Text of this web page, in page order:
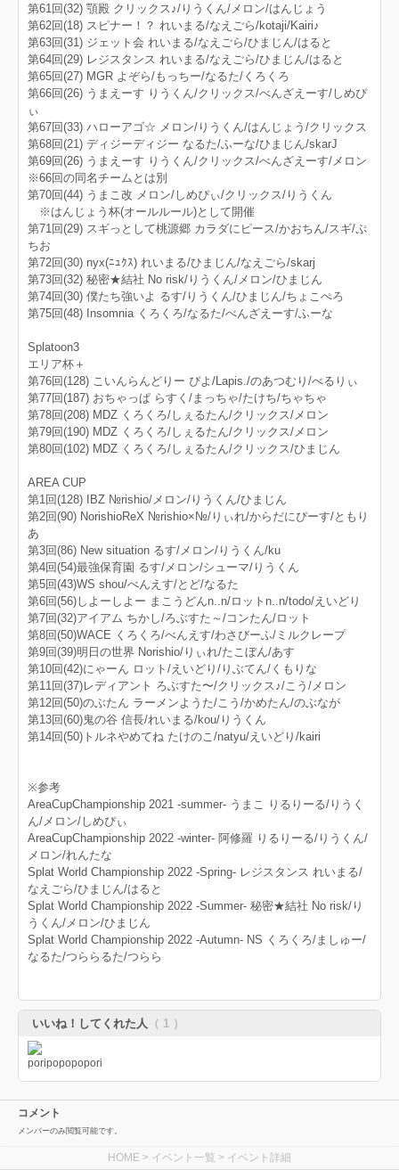
第61回(32) 顎殿 クリックス♪/りうくん/メロン/はんじょう
第62回(18) スピナー！？ れいまる/なえごら/kotaji/Kairi♪
第63回(31) ジェット会 れいまる/なえごら/ひまじん/はると
第64回(29) レジスタンス れいまる/なえごら/ひまじん/はると
第65回(27) MGR よぞら/もっちー/なるた/くろくろ
第66回(26) うまえーす りうくん/クリックス/べんざえーす/しめぴ
ぃ
第67回(33) ハローアゴ☆ メロン/りうくん/はんじょう/クリックス
第68回(21) ディジーディジー なるた/ふーな/ひまじん/skarJ
第69回(26) うまえーす りうくん/クリックス/べんざえーす/メロン
※66回の同名チームとは別
第70回(44) うまこ改 メロン/しめぴぃ/クリックス/りうくん
※はんじょう杯(オールルール)として開催
第71回(29) スギっとして桃源郷 カラダにピース/かおちん/スギ/ぷ
ちお
第72回(30) nyx(ﾆｭｸｽ) れいまる/ひまじん/なえごら/skarj
第73回(32) 秘密★結社 No risk/りうくん/メロン/ひまじん
第74回(30) 僕たち強いよ るす/りうくん/ひまじん/ちょこぺろ
第75回(48) Insomnia くろくろ/なるた/べんざえーす/ふーな
Splatoon3
エリア杯＋
第76回(128) こいんらんどりー ぴよ/Lapis./のあつむり/べるりぃ
第77回(187) おちゃっぱ らすく/まっちゃ/たけち/ちゃちゃ
第78回(208) MDZ くろくろ/しぇるたん/クリックス/メロン
第79回(190) MDZ くろくろ/しぇるたん/クリックス/メロン
第80回(102) MDZ くろくろ/しぇるたん/クリックス/ひまじん
AREA CUP
第1回(128) IBZ №rishio/メロン/りうくん/ひまじん
第2回(90) NorishioReX №rishio×№/りぃれ/からだにぴーす/ともり
あ
第3回(86) New situation るす/メロン/りうくん/ku
第4回(54)最強保育園 るす/メロン/シューマ/りうくん
第5回(43)WS shou/べんえす/とど/なるた
第6回(56)しよーしよー まこうどんn..n/ロットn..n/todo/えいどり
第7回(32)アイアム ちかし/ろぶすた～/コンたん/ロット
第8回(50)WACE くろくろ/べんえす/わさびーふ/ミルクレープ
第9回(39)明日の世界 Norishio/りぃれ/たこぼん/あす
第10回(42)にゃーん ロット/えいどり/りぶてん/くもりな
第11回(37)レディアント ろぶすた〜/クリックス♪/こう/メロン
第12回(50)のぶたん ラーメンようた/こう/かめたん/のぶなが
第13回(60)鬼の谷 信長/れいまる/kou/りうくん
第14回(50)トルネやめてね たけのこ/natyu/えいどり/kairi
※参考
AreaCupChampionship 2021 -summer- うまこ りるりーる/りうく
ん/メロン/しめぴぃ
AreaCupChampionship 2022 -winter- 阿修羅 りるりーる/りうくん/
メロン/れんたな
Splat World Championship 2022 -Spring- レジスタンス れいまる/
なえごら/ひまじん/はると
Splat World Championship 2022 -Summer- 秘密★結社 No risk/り
うくん/メロン/ひまじん
Splat World Championship 2022 -Autumn- NS くろくろ/ましゅー/
なるた/つららるた/つらら
いいね！してくれた人 （ 1 ）
コメント
メンバーのみ閲覧可能です。
HOME > イベント一覧 > イベント詳細